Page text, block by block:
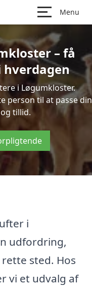
Menu
– få
i Løgumkloster.
person til at passe din
tillid.
i
udfordring,
sted. Hos
vi et udvalg af